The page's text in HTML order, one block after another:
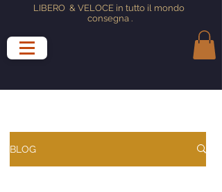
LIBERO & VELOCE in tutto il mondo
consegna.
BLOG